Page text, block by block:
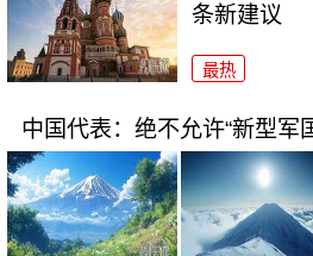
条新建议
最热
中国代表：绝不允许“新型军